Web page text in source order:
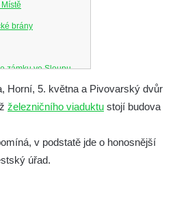
brány
zámku ve Sloupu
Metují
v Teplicích nad
Metují
Horní, 5. května a Pivovarský dvůr
železničního viaduktu stojí budova
v podstatě jde o honosnější
úřad.